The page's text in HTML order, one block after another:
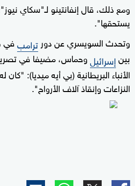
ومع ذلك، قال إنفانتينو لـ"سكاي
يستحقها".
وتحدث السويسري عن دور ترامبفي
بينإسرائيلوحماس، مضيفا في
الأنباء البريطانية (بي أيه ميديا):
النزاعات وإنقاذ آلاف الأرواح".